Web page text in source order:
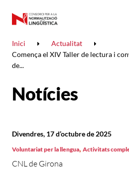
Inici
Actualitat
Comença el XIV Taller de lectura i
de...
Notícies
CNL de Girona
Divendres, 17 d’octubre de 2025
Voluntariat per la llengua, Activitats